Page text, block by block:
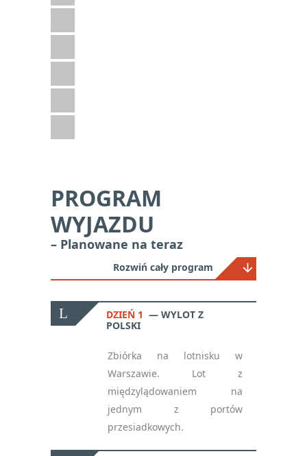
PROGRAM
WYJAZDU
– Planowane na teraz
Rozwiń cały program
DZIEŃ 1
WYLOT Z
POLSKI
Zbiórka na lotnisku w
Warszawie. Lot z
międzylądowaniem na
jednym z portów
przesiadkowych.